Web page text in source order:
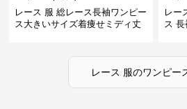
レース 服 総レース長袖ワンピー
ス大きいサイズ着痩せミディ丈
レー
ス
レース 服のワンピー